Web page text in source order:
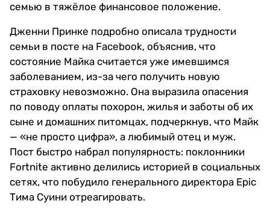
семью в тяжёлое финансовое положение.
Дженни Принке подробно описала трудности
семьи в посте на Facebook, объяснив, что
состояние Майка считается уже имевшимся
заболеванием, из-за чего получить новую
страховку невозможно. Она выразила опасения
по поводу оплаты похорон, жилья и заботы об их
сыне и домашних питомцах, подчеркнув, что Майк
— «не просто цифра», а любимый отец и муж.
Пост быстро набрал популярность: поклонники
Fortnite активно делились историей в социальных
сетях, что побудило генерального директора Epic
Тима Суини отреагировать.